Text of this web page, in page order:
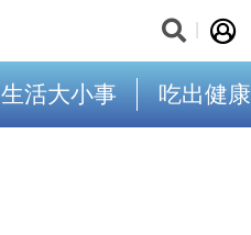
生活大小事 吃出健康